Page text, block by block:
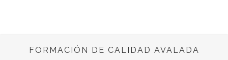
FORMACIÓN DE CALIDAD AVALADA